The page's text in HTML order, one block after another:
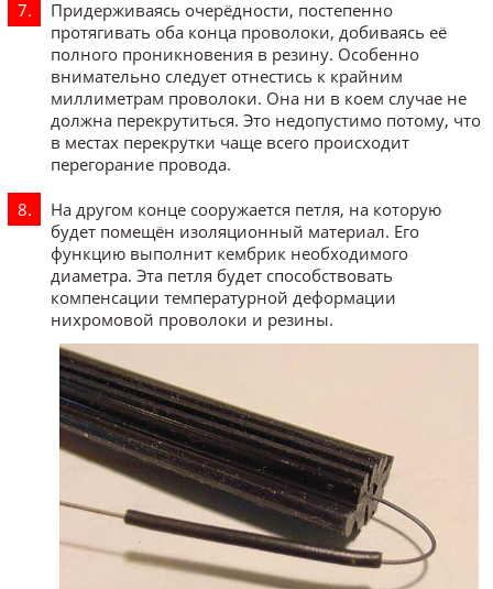
Придерживаясь очерёдности, постепенно
протягивать оба конца проволоки, добиваясь её
полного проникновения в резину. Особенно
внимательно следует отнестись к крайним
миллиметрам проволоки. Она ни в коем случае не
должна перекрутиться. Это недопустимо потому, что
в местах перекрутки чаще всего происходит
перегорание провода.
На другом конце сооружается петля, на которую
будет помещён изоляционный материал. Его
функцию выполнит кембрик необходимого
диаметра. Эта петля будет способствовать
компенсации температурной деформации
нихромовой проволоки и резины.